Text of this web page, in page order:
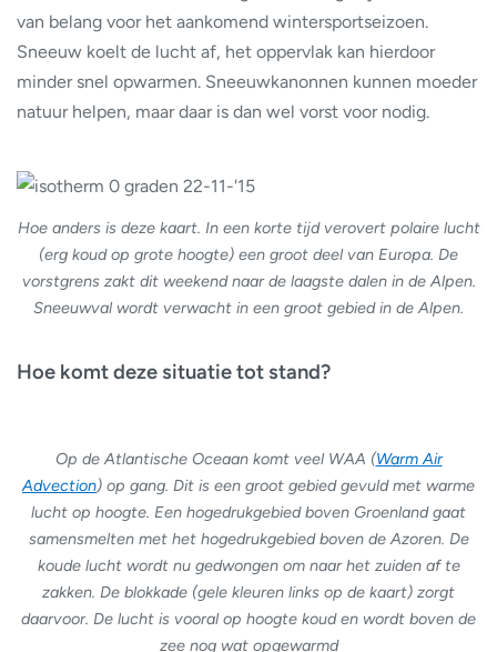
van belang voor het aankomend wintersportseizoen.
Sneeuw koelt de lucht af, het oppervlak kan hierdoor
minder snel opwarmen. Sneeuwkanonnen kunnen moeder
natuur helpen, maar daar is dan wel vorst voor nodig.
Hoe anders is deze kaart. In een korte tijd verovert polaire lucht
(erg koud op grote hoogte) een groot deel van Europa. De
vorstgrens zakt dit weekend naar de laagste dalen in de Alpen.
Sneeuwval wordt verwacht in een groot gebied in de Alpen.
Hoe komt deze situatie tot stand?
Op de Atlantische Oceaan komt veel WAA (Warm Air
Advection) op gang. Dit is een groot gebied gevuld met warme
lucht op hoogte. Een hogedrukgebied boven Groenland gaat
samensmelten met het hogedrukgebied boven de Azoren. De
koude lucht wordt nu gedwongen om naar het zuiden af te
zakken. De blokkade (gele kleuren links op de kaart) zorgt
daarvoor. De lucht is vooral op hoogte koud en wordt boven de
zee nog wat opgewarmd